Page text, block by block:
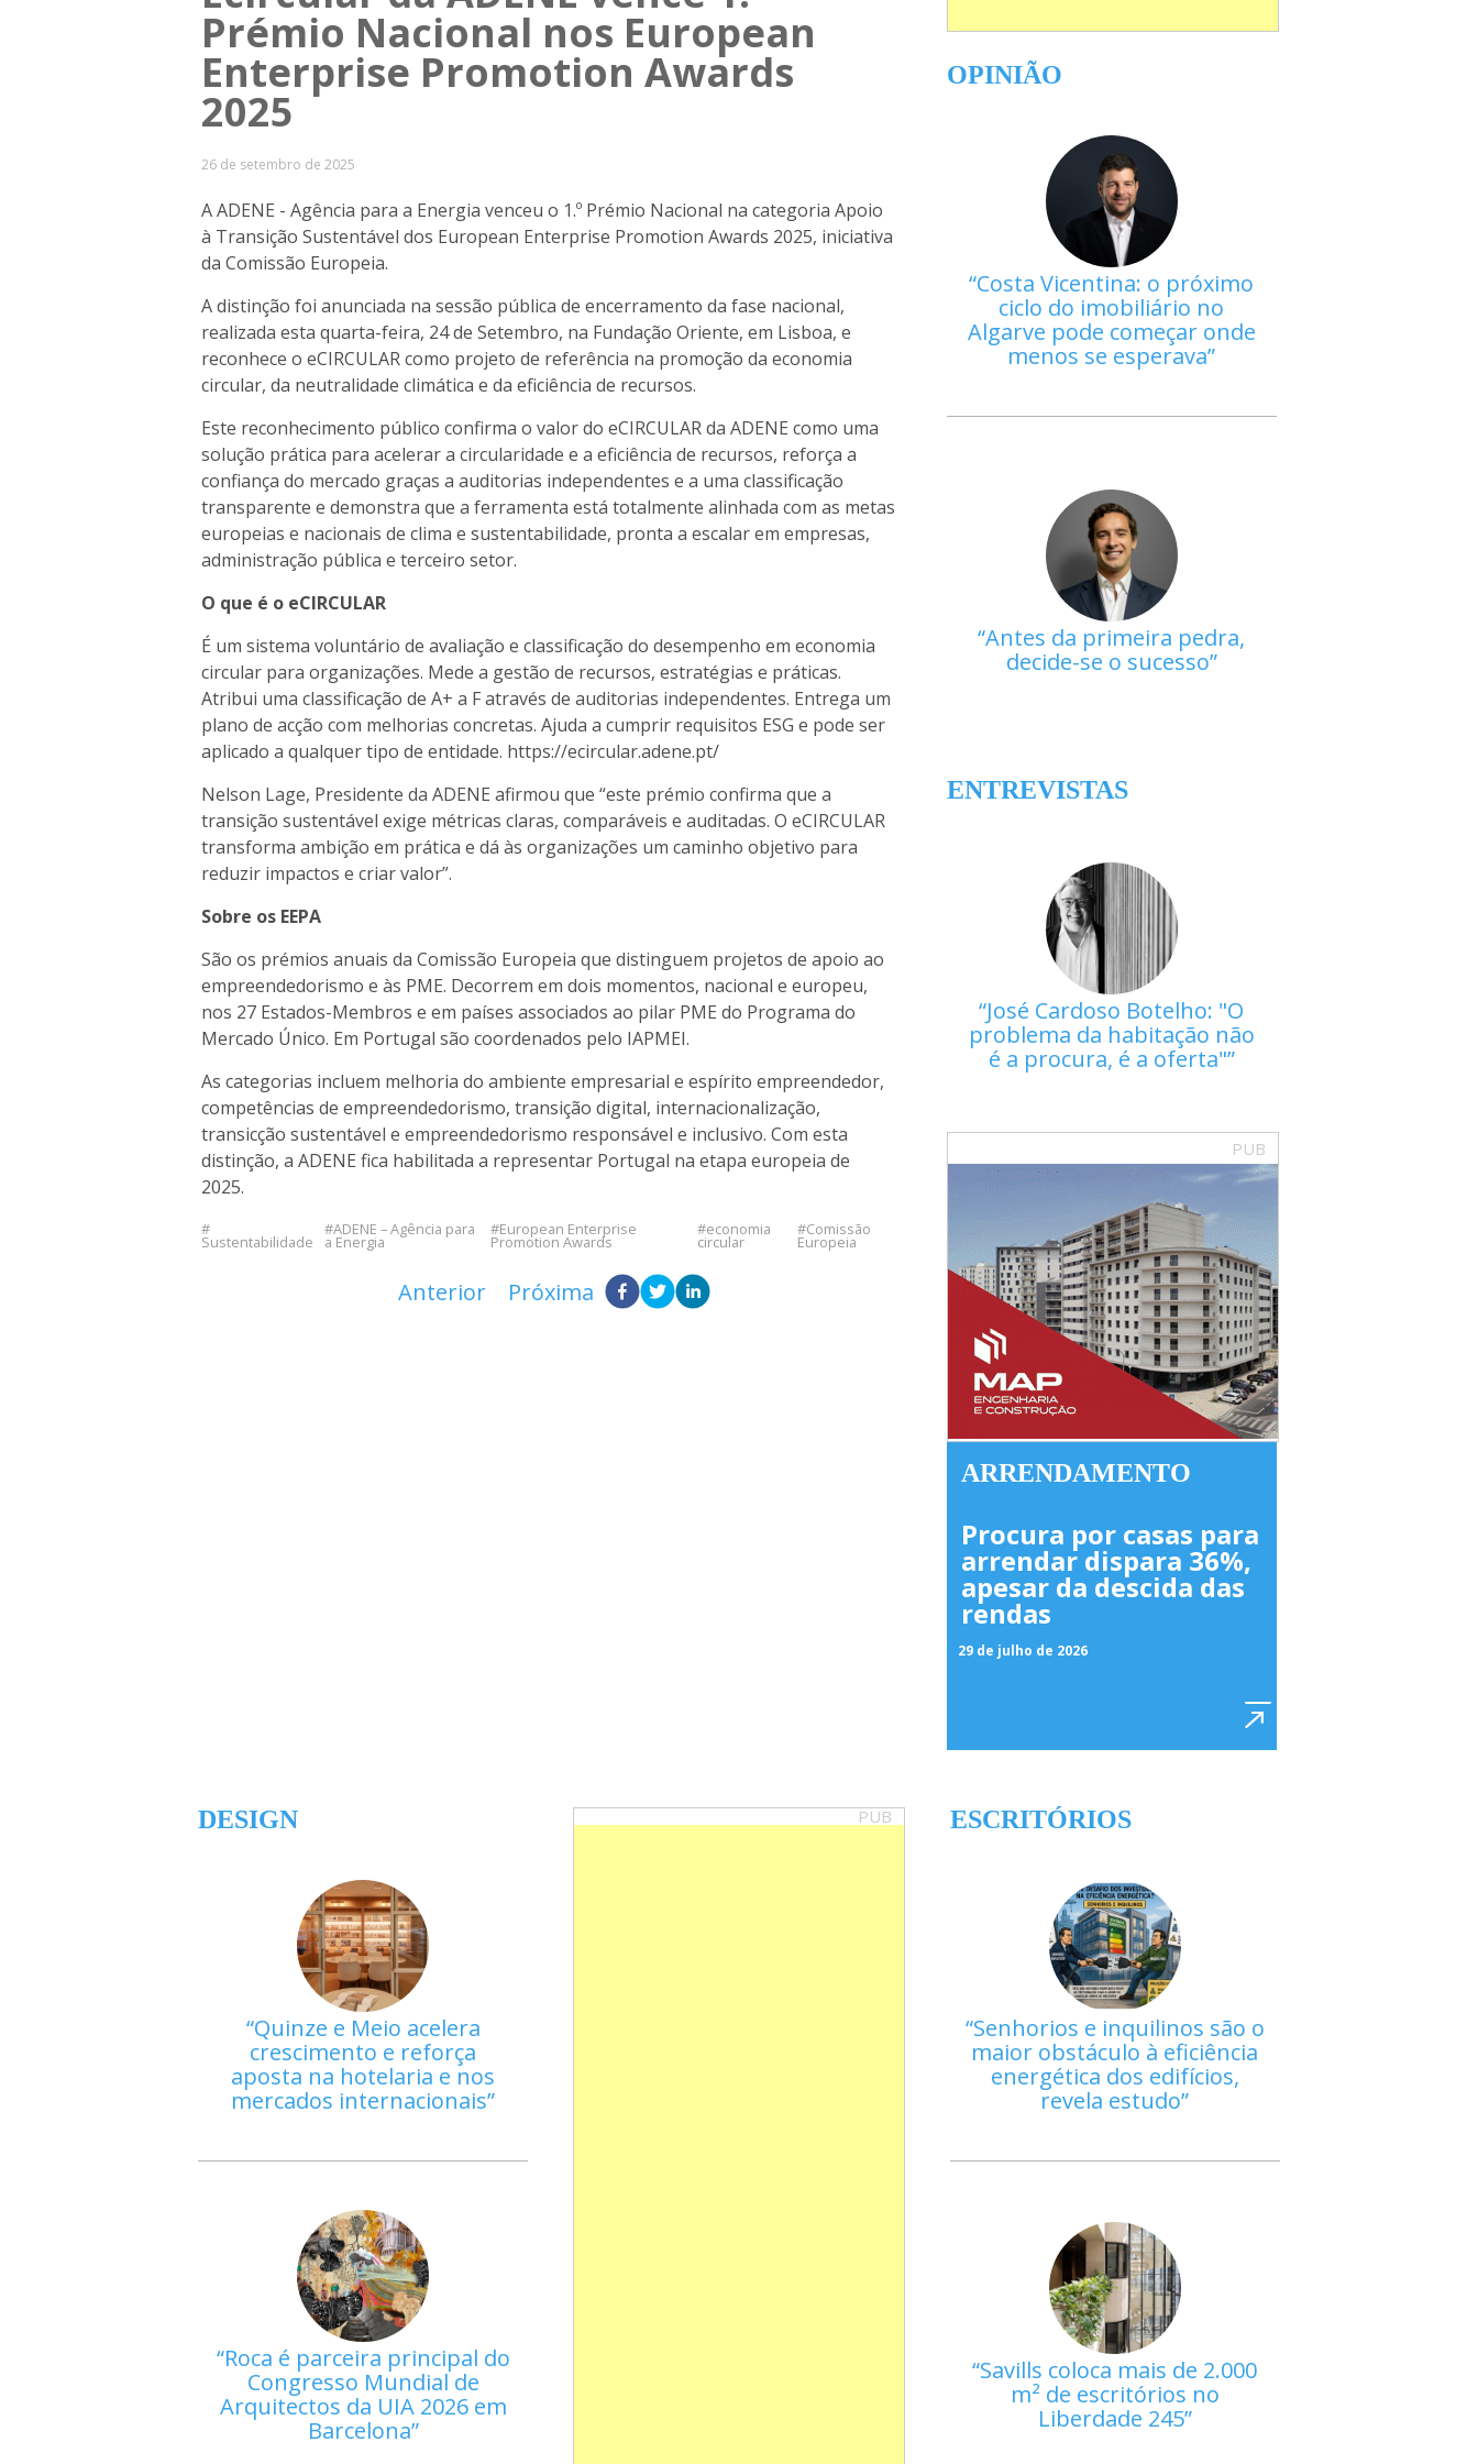
Prémio Nacional nos European
Enterprise Promotion Awards
2025
26 de setembro de 2025
A ADENE - Agência para a Energia venceu o 1.º Prémio Nacional na categoria Apoio
à Transição Sustentável dos European Enterprise Promotion Awards 2025, iniciativa
da Comissão Europeia.
A distinção foi anunciada na sessão pública de encerramento da fase nacional,
realizada esta quarta-feira, 24 de Setembro, na Fundação Oriente, em Lisboa, e
reconhece o eCIRCULAR como projeto de referência na promoção da economia
circular, da neutralidade climática e da eficiência de recursos.
Este reconhecimento público confirma o valor do eCIRCULAR da ADENE como uma
solução prática para acelerar a circularidade e a eficiência de recursos, reforça a
confiança do mercado graças a auditorias independentes e a uma classificação
transparente e demonstra que a ferramenta está totalmente alinhada com as metas
europeias e nacionais de clima e sustentabilidade, pronta a escalar em empresas,
administração pública e terceiro setor.
O que é o eCIRCULAR
É um sistema voluntário de avaliação e classificação do desempenho em economia
circular para organizações. Mede a gestão de recursos, estratégias e práticas.
Atribui uma classificação de A+ a F através de auditorias independentes. Entrega um
plano de acção com melhorias concretas. Ajuda a cumprir requisitos ESG e pode ser
aplicado a qualquer tipo de entidade. https://ecircular.adene.pt/
Nelson Lage, Presidente da ADENE afirmou que “este prémio confirma que a
transição sustentável exige métricas claras, comparáveis e auditadas. O eCIRCULAR
transforma ambição em prática e dá às organizações um caminho objetivo para
reduzir impactos e criar valor”.
Sobre os EEPA
São os prémios anuais da Comissão Europeia que distinguem projetos de apoio ao
empreendedorismo e às PME. Decorrem em dois momentos, nacional e europeu,
nos 27 Estados-Membros e em países associados ao pilar PME do Programa do
Mercado Único. Em Portugal são coordenados pelo IAPMEI.
As categorias incluem melhoria do ambiente empresarial e espírito empreendedor,
competências de empreendedorismo, transição digital, internacionalização,
transicção sustentável e empreendedorismo responsável e inclusivo. Com esta
distinção, a ADENE fica habilitada a representar Portugal na etapa europeia de
2025.
Sustentabilidade
ADENE – Agência para
a Energia
European Enterprise
Promotion Awards
economia
circular
Comissão
Europeia
Anterior Próxima
OPINIÃO
Costa Vicentina: o próximo
ciclo do imobiliário no
Algarve pode começar onde
menos se esperava
Antes da primeira pedra,
decide-se o sucesso
ENTREVISTAS
José Cardoso Botelho: "O
problema da habitação não
é a procura, é a oferta"
PUB
ARRENDAMENTO
Procura por casas para
arrendar dispara 36%,
apesar da descida das
rendas
29 de julho de 2026
DESIGN
Quinze e Meio acelera
crescimento e reforça
aposta na hotelaria e nos
mercados internacionais
Roca é parceira principal do
Congresso Mundial de
Arquitectos da UIA 2026 em
Barcelona
PUB ESCRITÓRIOS
Senhorios e inquilinos são o
maior obstáculo à eficiência
energética dos edifícios,
revela estudo
Savills coloca mais de 2.000
m² de escritórios no
Liberdade 245